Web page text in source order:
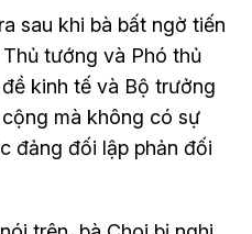
sau khi bà bất ngờ tiến
tướng và Phó thủ
kinh tế và Bộ trưởng
mà không có sự
đảng đối lập phản đối